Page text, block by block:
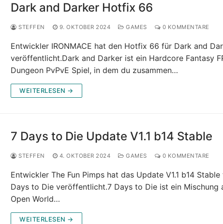
Dark and Darker Hotfix 66
STEFFEN 9. OKTOBER 2024 GAMES 0 KOMMENTARE
Entwickler IRONMACE hat den Hotfix 66 für Dark and
veröffentlicht.Dark and Darker ist ein Hardcore Fantasy
Dungeon PvPvE Spiel, in dem du zusammen…
WEITERLESEN →
7 Days to Die Update V1.1 b14 Stable
STEFFEN 4. OKTOBER 2024 GAMES 0 KOMMENTARE
Entwickler The Fun Pimps hat das Update V1.1 b14
Days to Die veröffentlicht.7 Days to Die ist ein Mischung
Open World…
WEITERLESEN →